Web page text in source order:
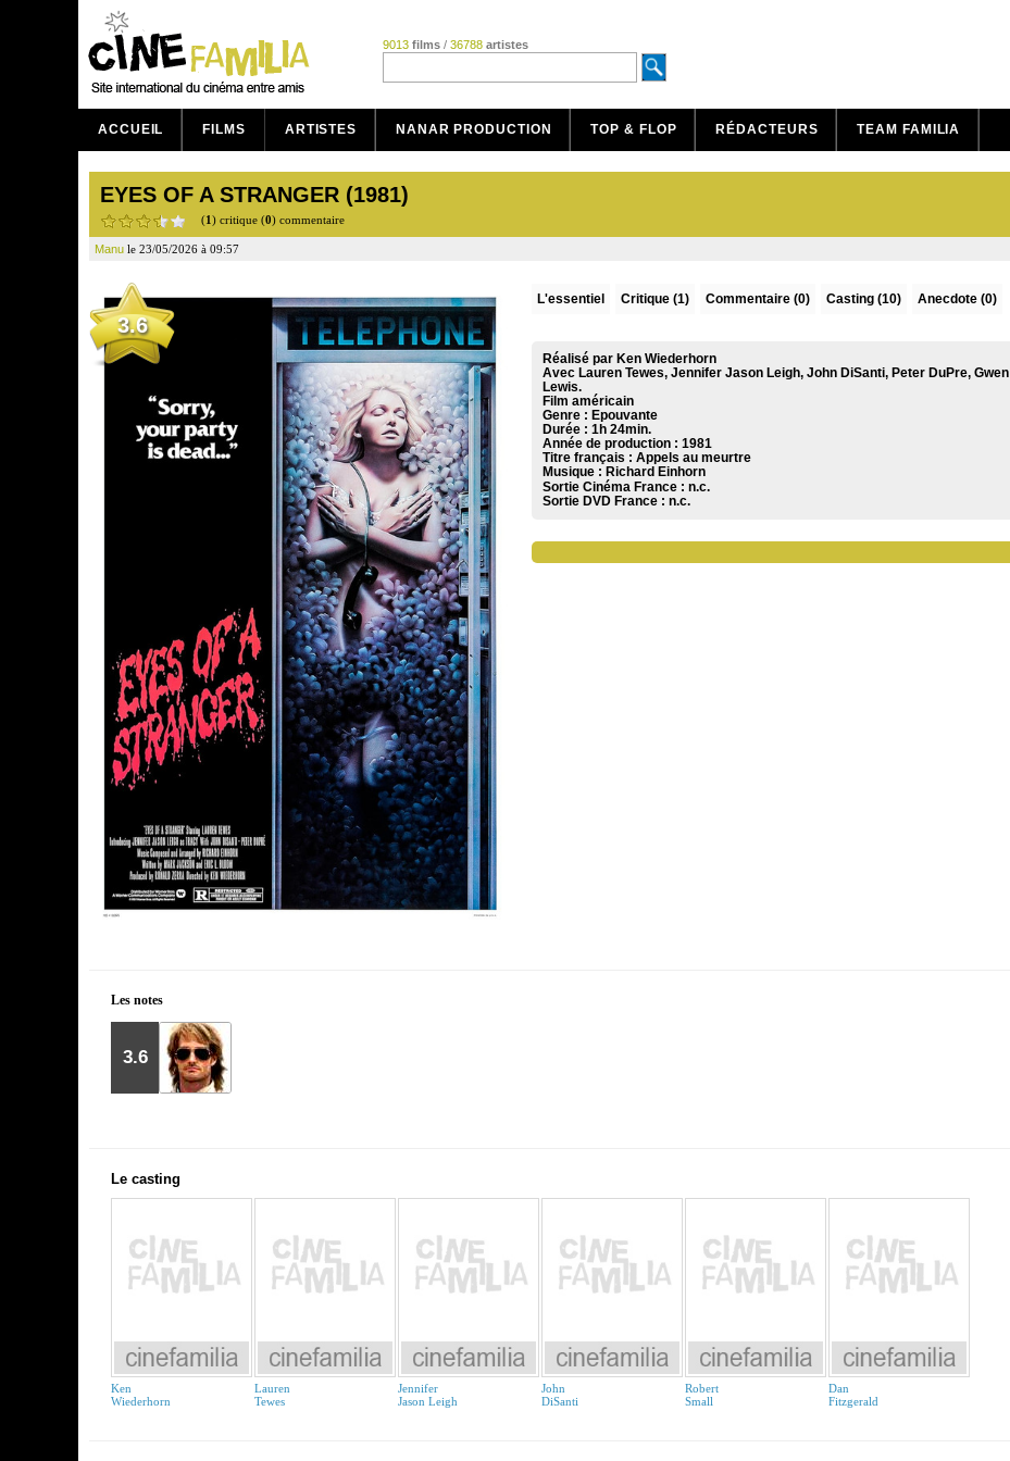
9013 films / 36788 artistes
ACCUEIL FILMS ARTISTES NANAR PRODUCTION TOP & FLOP RÉDACTEURS TEAM FAMILIA
EYES OF A STRANGER (1981)
(1) critique (0) commentaire
Manu le 23/05/2026 à 09:57
3.6
L'essentiel Critique(1) Commentaire(0) Casting (10) Anecdote (0)
Réalisé par Ken Wiederhorn
Avec Lauren Tewes, Jennifer Jason Leigh, John DiSanti, Peter DuPre, Gwen
Lewis.
Film américain
Genre : Epouvante
Durée : 1h 24min.
Année de production : 1981
Titre français : Appels au meurtre
Musique : Richard Einhorn
Sortie Cinéma France : n.c.
Sortie DVD France : n.c.
Les notes
3.6
Le casting
Ken
Wiederhorn
Lauren
Tewes
Jennifer
Jason Leigh
John
DiSanti
Robert
Small
Dan
Fitzgerald